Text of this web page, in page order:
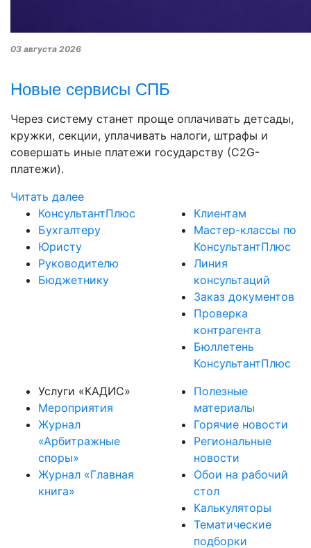
03 августа 2026
Новые сервисы СПБ
Через систему станет проще оплачивать детсады,
кружки, секции, уплачивать налоги, штрафы и
совершать иные платежи государству (С2G-
платежи).
Читать далее
КонсультантПлюс
Бухгалтеру
Юристу
Руководителю
Бюджетнику
Клиентам
Мастер-классы по
КонсультантПлюс
Линия
консультаций
Заказ документов
Проверка
контрагента
Бюллетень
КонсультантПлюс
Услуги «КАДИС»
Мероприятия
Журнал
«Арбитражные
споры»
Журнал «Главная
книга»
Полезные
материалы
Горячие новости
Региональные
новости
Обои на рабочий
стол
Калькуляторы
Тематические
подборки